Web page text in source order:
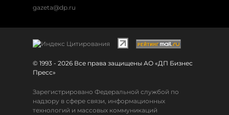
gazeta@dp.ru
© 1993 - 2026 Все права защищены АО «ДП Бизнес
Пресс»
Зарегистрировано Федеральной службой по
надзору в сфере связи, информационных
технологий и массовых коммуникаций